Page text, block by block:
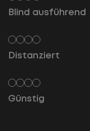
Blind ausführend
Distanziert
Günstig